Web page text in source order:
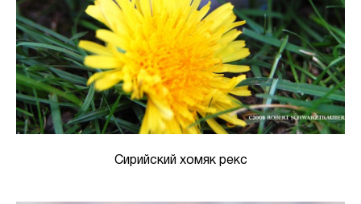
Сирийский хомяк рекс